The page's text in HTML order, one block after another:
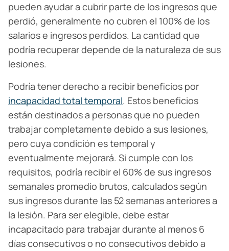
pueden ayudar a cubrir parte de los ingresos que
perdió, generalmente no cubren el 100% de los
salarios e ingresos perdidos. La cantidad que
podría recuperar depende de la naturaleza de sus
lesiones.
Podría tener derecho a recibir beneficios por
incapacidad total temporal. Estos beneficios
están destinados a personas que no pueden
trabajar completamente debido a sus lesiones,
pero cuya condición es temporal y
eventualmente mejorará. Si cumple con los
requisitos, podría recibir el 60% de sus ingresos
semanales promedio brutos, calculados según
sus ingresos durante las 52 semanas anteriores a
la lesión. Para ser elegible, debe estar
incapacitado para trabajar durante al menos 6
días consecutivos o no consecutivos debido a